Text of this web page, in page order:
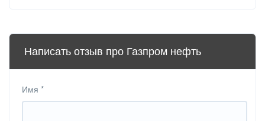
Написать отзыв про Газпром нефть
Имя *